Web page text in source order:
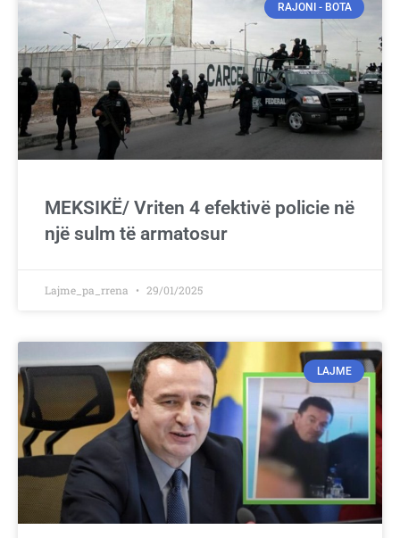
RAJONI - BOTA
MEKSIKË/ Vriten 4 efektivë policie në
një sulm të armatosur
Lajme_pa_rrena 29/01/2025
LAJME